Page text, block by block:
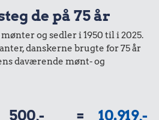
1 kg sukker
de på 75 år
og sedler i 1950 til i 2025.
danskerne brugte for 75 år
daværende mønt- og
500,- = 10.919,-